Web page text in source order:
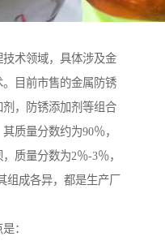
术领域，具体涉及金
目前市售的金属防锈
，防锈添加剂等组合
质量分数约为90％，
质量分数为2％-3％，
成各异，都是生产厂
：